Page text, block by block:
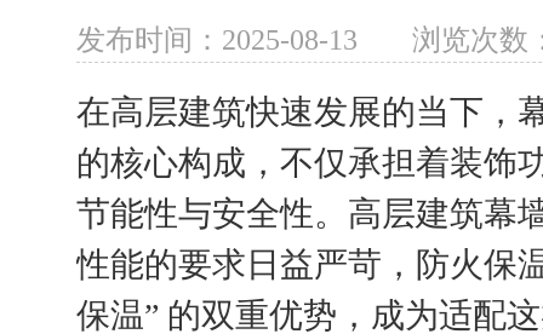
发布时间：2025-08-13 浏览次数
在高层建筑快速发展的当下，
的核心构成，不仅承担着装饰
节能性与安全性。高层建筑幕
性能的要求日益严苛，防火保
保温” 的双重优势，成为适配